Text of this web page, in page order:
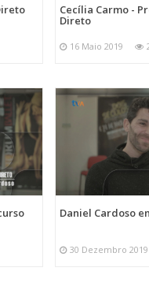
Cecília Carmo -
Direto
16 Maio 2019
Daniel Cardoso
30 Dezembro 2019